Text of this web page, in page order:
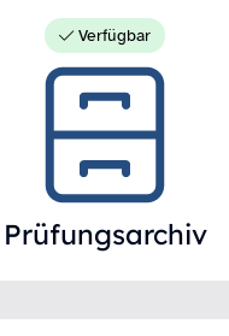
Verfügbar
Prüfungsarchiv